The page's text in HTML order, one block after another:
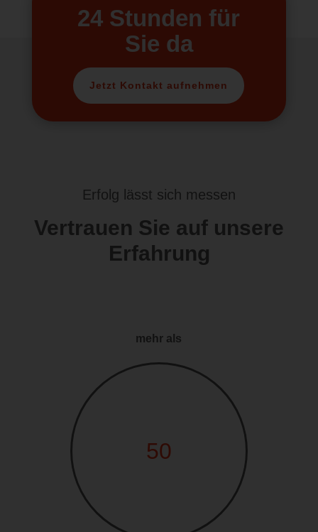
24 Stunden für
Sie da
Jetzt Kontakt aufnehmen
Erfolg lässt sich messen
Vertrauen Sie auf unsere
Erfahrung
mehr als
50